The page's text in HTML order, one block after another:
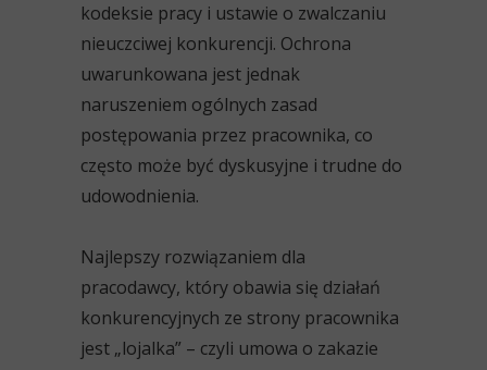
kodeksie pracy i ustawie o zwalczaniu
nieuczciwej konkurencji. Ochrona
uwarunkowana jest jednak
naruszeniem ogólnych zasad
postępowania przez pracownika, co
często może być dyskusyjne i trudne do
udowodnienia.
Najlepszy rozwiązaniem dla
pracodawcy, który obawia się działań
konkurencyjnych ze strony pracownika
jest „lojalka” – czyli umowa o zakazie